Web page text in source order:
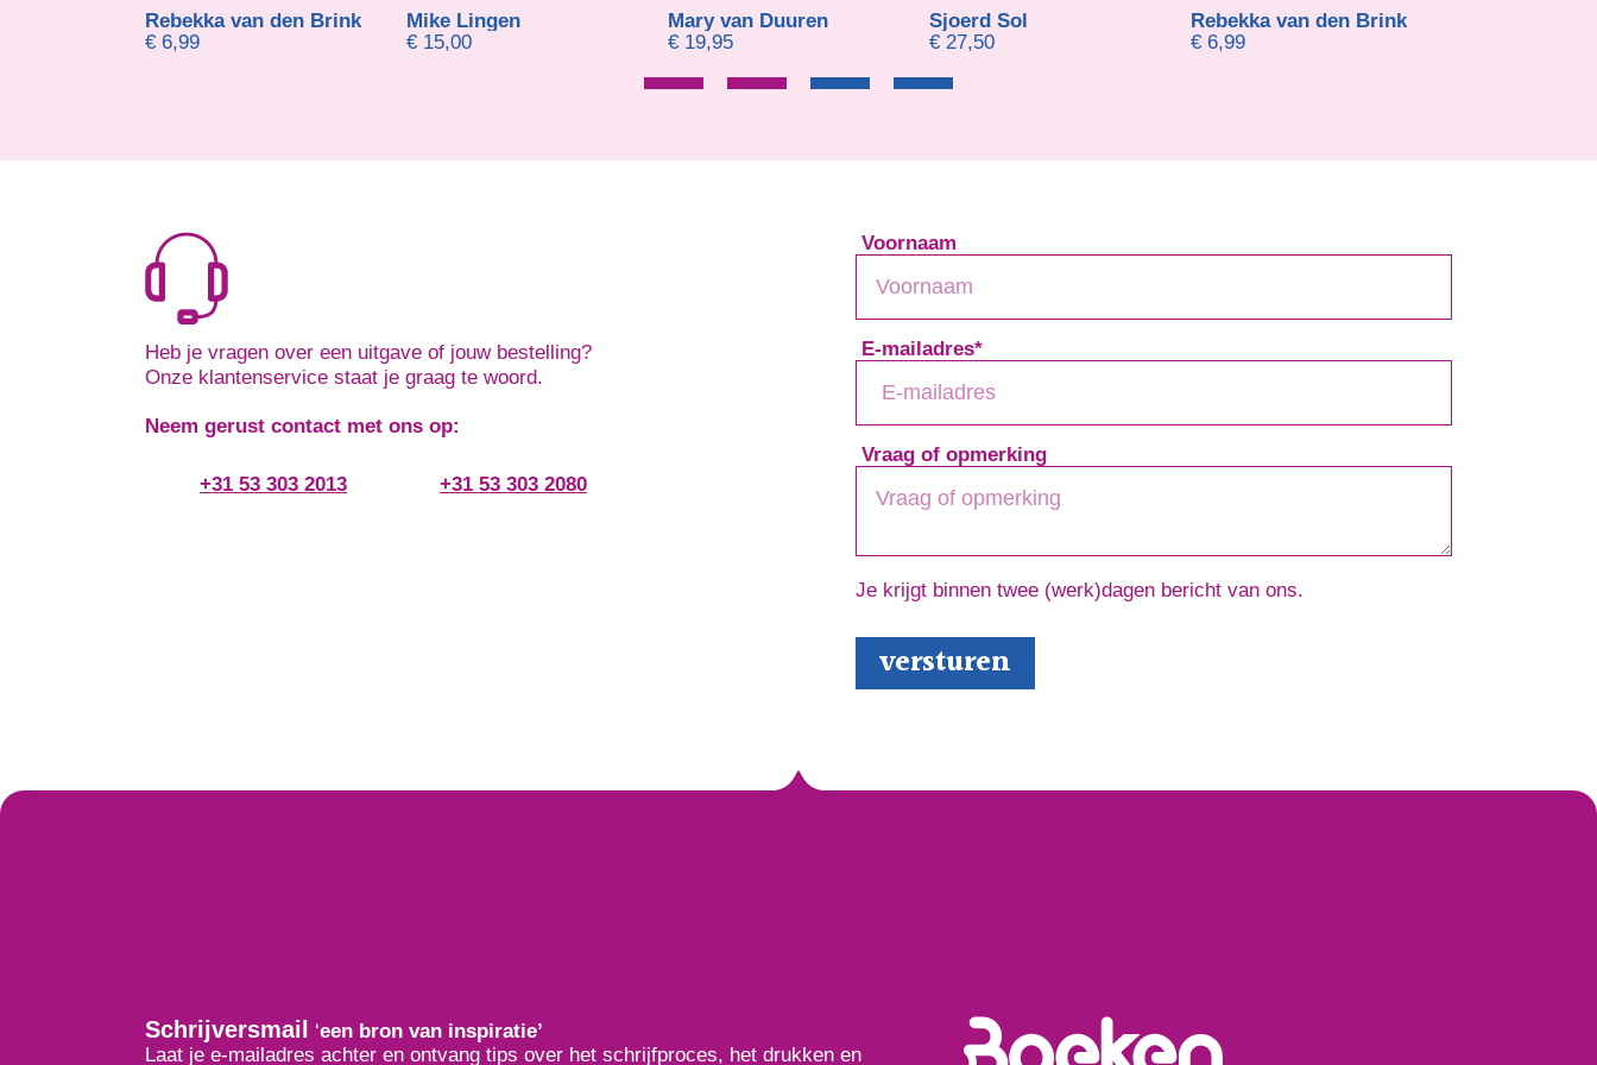
Rebekka van den Brink
€ 6,99
Mike Lingen
€ 15,00
Mary van Duuren
€ 19,95
Sjoerd Sol
€ 27,50
Rebekka van den Brink
€ 6,99
Heb je vragen over een uitgave of jouw bestelling?
Onze klantenservice staat je graag te woord.
Neem gerust contact met ons op:
+31 53 303 2013 +31 53 303 2080
Voornaam
E-mailadres*
Vraag of opmerking
Je krijgt binnen twee (werk)dagen bericht van ons.
Schrijversmail ‘een bron van inspiratie’
Laat je e-mailadres achter en ontvang tips over het schrijfproces, het drukken en